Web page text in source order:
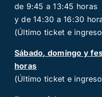
de 9:45 a 13:45 horas
y de 14:30 a 16:30
(Último ticket e
Sábado, domingo y
horas
(Último ticket e